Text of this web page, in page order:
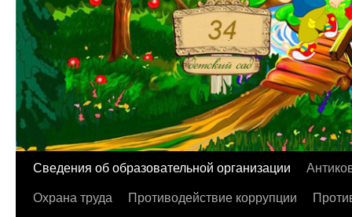
Перейти
Сведения об образовательной организации
Охрана труда
Противодействие коррупции